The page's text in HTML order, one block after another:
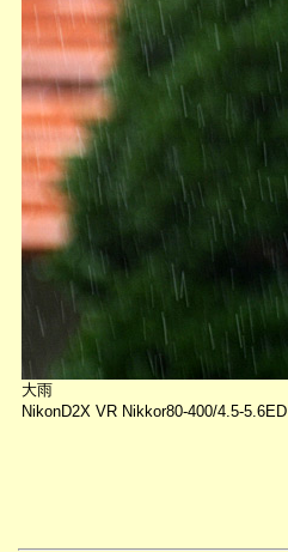
大雨
NikonD2X VR Nikkor80-400/4.5-5.6ED